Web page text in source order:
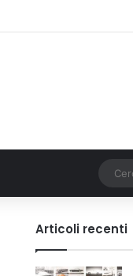
Articoli recenti